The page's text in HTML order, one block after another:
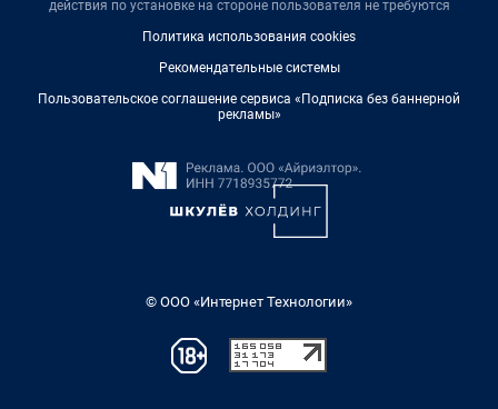
действия по установке на стороне пользователя не требуются
Политика использования cookies
Рекомендательные системы
Пользовательское соглашение сервиса «Подписка без баннерной
рекламы»
© ООО «Интернет Технологии»